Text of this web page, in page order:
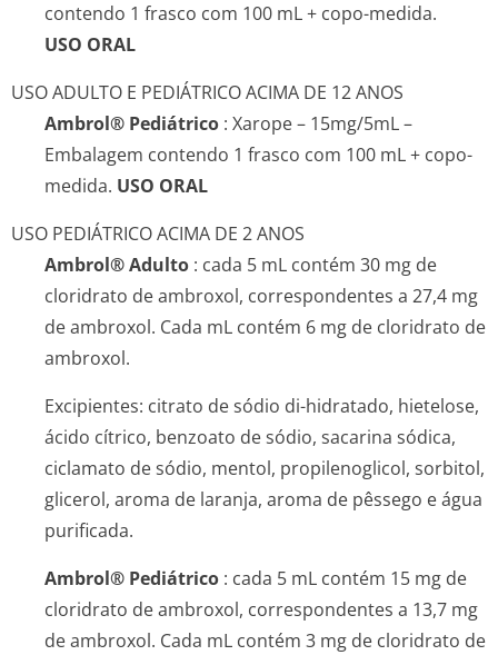
contendo 1 frasco com 100 mL + copo-medida.
USO ORAL
USO ADULTO E PEDIÁTRICO ACIMA DE 12 ANOS
Ambrol® Pediátrico : Xarope – 15mg/5mL –
Embalagem contendo 1 frasco com 100 mL + copo-
medida. USO ORAL
USO PEDIÁTRICO ACIMA DE 2 ANOS
Ambrol® Adulto : cada 5 mL contém 30 mg de
cloridrato de ambroxol, correspondentes a 27,4 mg
de ambroxol. Cada mL contém 6 mg de cloridrato de
ambroxol.
Excipientes: citrato de sódio di-hidratado, hietelose,
ácido cítrico, benzoato de sódio, sacarina sódica,
ciclamato de sódio, mentol, propilenoglicol, sorbitol,
glicerol, aroma de laranja, aroma de pêssego e água
purificada.
Ambrol® Pediátrico : cada 5 mL contém 15 mg de
cloridrato de ambroxol, correspondentes a 13,7 mg
de ambroxol. Cada mL contém 3 mg de cloridrato de